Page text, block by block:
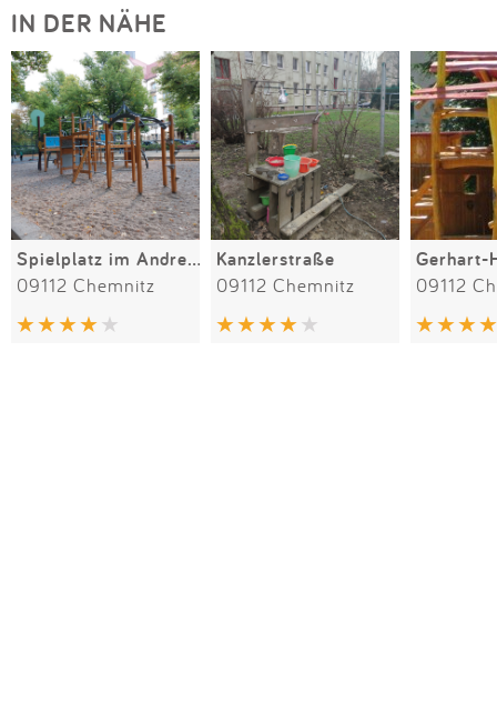
IN DER NÄHE
Spielplatz im Andrepark
09112 Chemnitz
Kanzlerstraße
09112 Chemnitz 09112